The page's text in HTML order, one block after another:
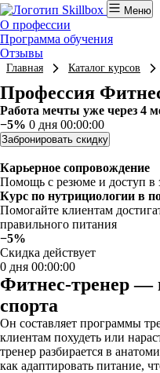
Меню
О профессии
Программа обучения
Отзывы
Главная Каталог курсов
Профессия
Работа мечты уже через 4
−5% 0 дня 00:00:00
Забронировать скидку
Карьерное сопровождение
Помощь с резюме и доступ в
Курс по нутрициологии в
Помогайте клиентам
правильного питания
−5%
Скидка действует
0 дня 00:00:00
Фитнес-тренер —
спорта
Он составляет программы
клиентам похудеть или
тренер разбирается в
как адаптировать питание,